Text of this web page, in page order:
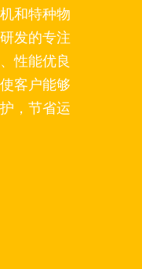
和特种物
发的专注
性能优良
客户能够
，节省运